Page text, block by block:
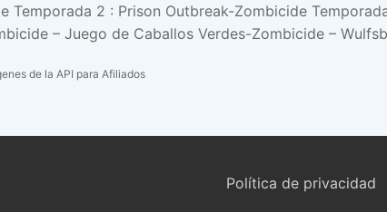
2 : Prison Outbreak-Zombicide
– Juego de Caballos Verdes-Zombicide –
de la API para Afiliados
Política de privacidad